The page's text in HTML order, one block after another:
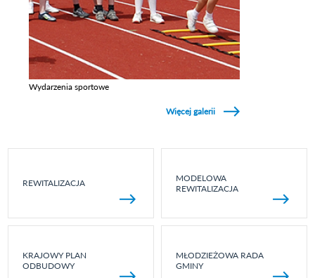
Wydarzenia sportowe
Więcej galerii
REWITALIZACJA
MODELOWA
REWITALIZACJA
KRAJOWY PLAN
ODBUDOWY
MŁODZIEŻOWA RADA
GMINY